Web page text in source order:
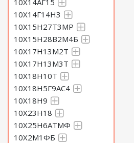
10Х14АГ15
10Х14Г14Н3
10Х15Н27Т3МР
10Х15Н28В2М4Б
10Х17Н13М2Т
10Х17Н13М3Т
10Х18Н10Т
10Х18Н5Г9АС4
10Х18Н9
10Х23Н18
10Х25Н6АТМФ
10Х2М1ФБ